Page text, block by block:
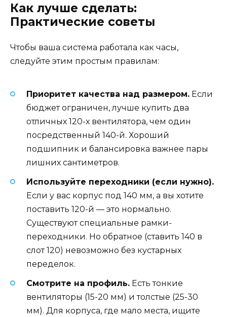
Как лучше сделать:
Практические советы
Чтобы ваша система работала как часы,
следуйте этим простым правилам:
Приоритет качества над размером. Если
бюджет ограничен, лучше купить два
отличных 120-х вентилятора, чем один
посредственный 140-й. Хороший
подшипник и балансировка важнее пары
лишних сантиметров.
Используйте переходники (если нужно).
Если у вас корпус под 140 мм, а вы хотите
поставить 120-й — это нормально.
Существуют специальные рамки-
переходники. Но обратное (ставить 140 в
слот 120) невозможно без кустарных
переделок.
Смотрите на профиль. Есть тонкие
вентиляторы (15-20 мм) и толстые (25-30
мм). Для корпуса, где мало места, ищите